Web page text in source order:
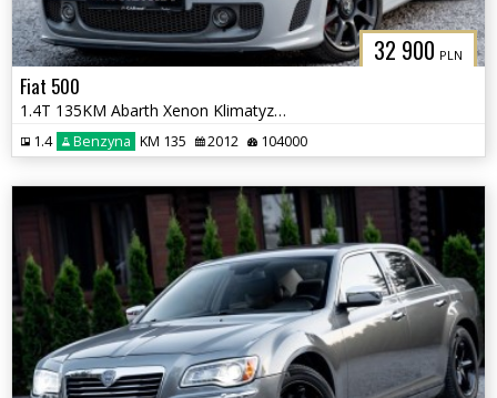
32 900 PLN
Fiat 500
1.4T 135KM Abarth Xenon Klimatyzacja Bezwypadkowy Sprowadzony
1.4 Benzyna KM 135 2012 104000